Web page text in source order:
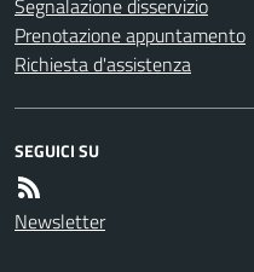
Prenotazione appuntamento
Richiesta d'assistenza
SEGUICI SU
Newsletter